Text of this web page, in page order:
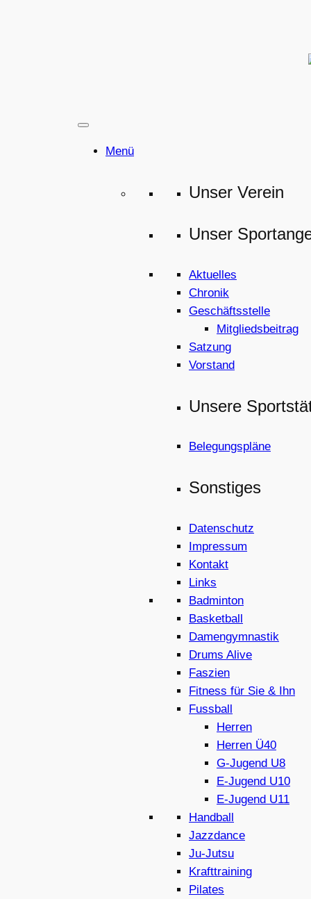
Menü
Unser Verein
Unser
Aktuelles
Chronik
Geschäftsstelle
Mitgliedsbeitrag
Satzung
Vorstand
Unsere
Belegungspläne
Sonstiges
Datenschutz
Impressum
Kontakt
Links
Badminton
Basketball
Damengymnastik
Drums Alive
Faszien
Fitness für Sie & Ihn
Fussball
Herren
Herren Ü40
G-Jugend U8
E-Jugend U10
E-Jugend U11
Handball
Jazzdance
Ju-Jutsu
Krafttraining
Pilates